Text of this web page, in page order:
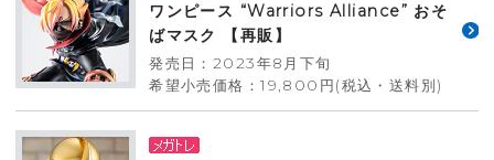
ワンピース “Warriors Alliance” おそ
ばマスク 【再販】
発売日：2023年8月下旬
希望小売価格：19,800円(税込・送料別)